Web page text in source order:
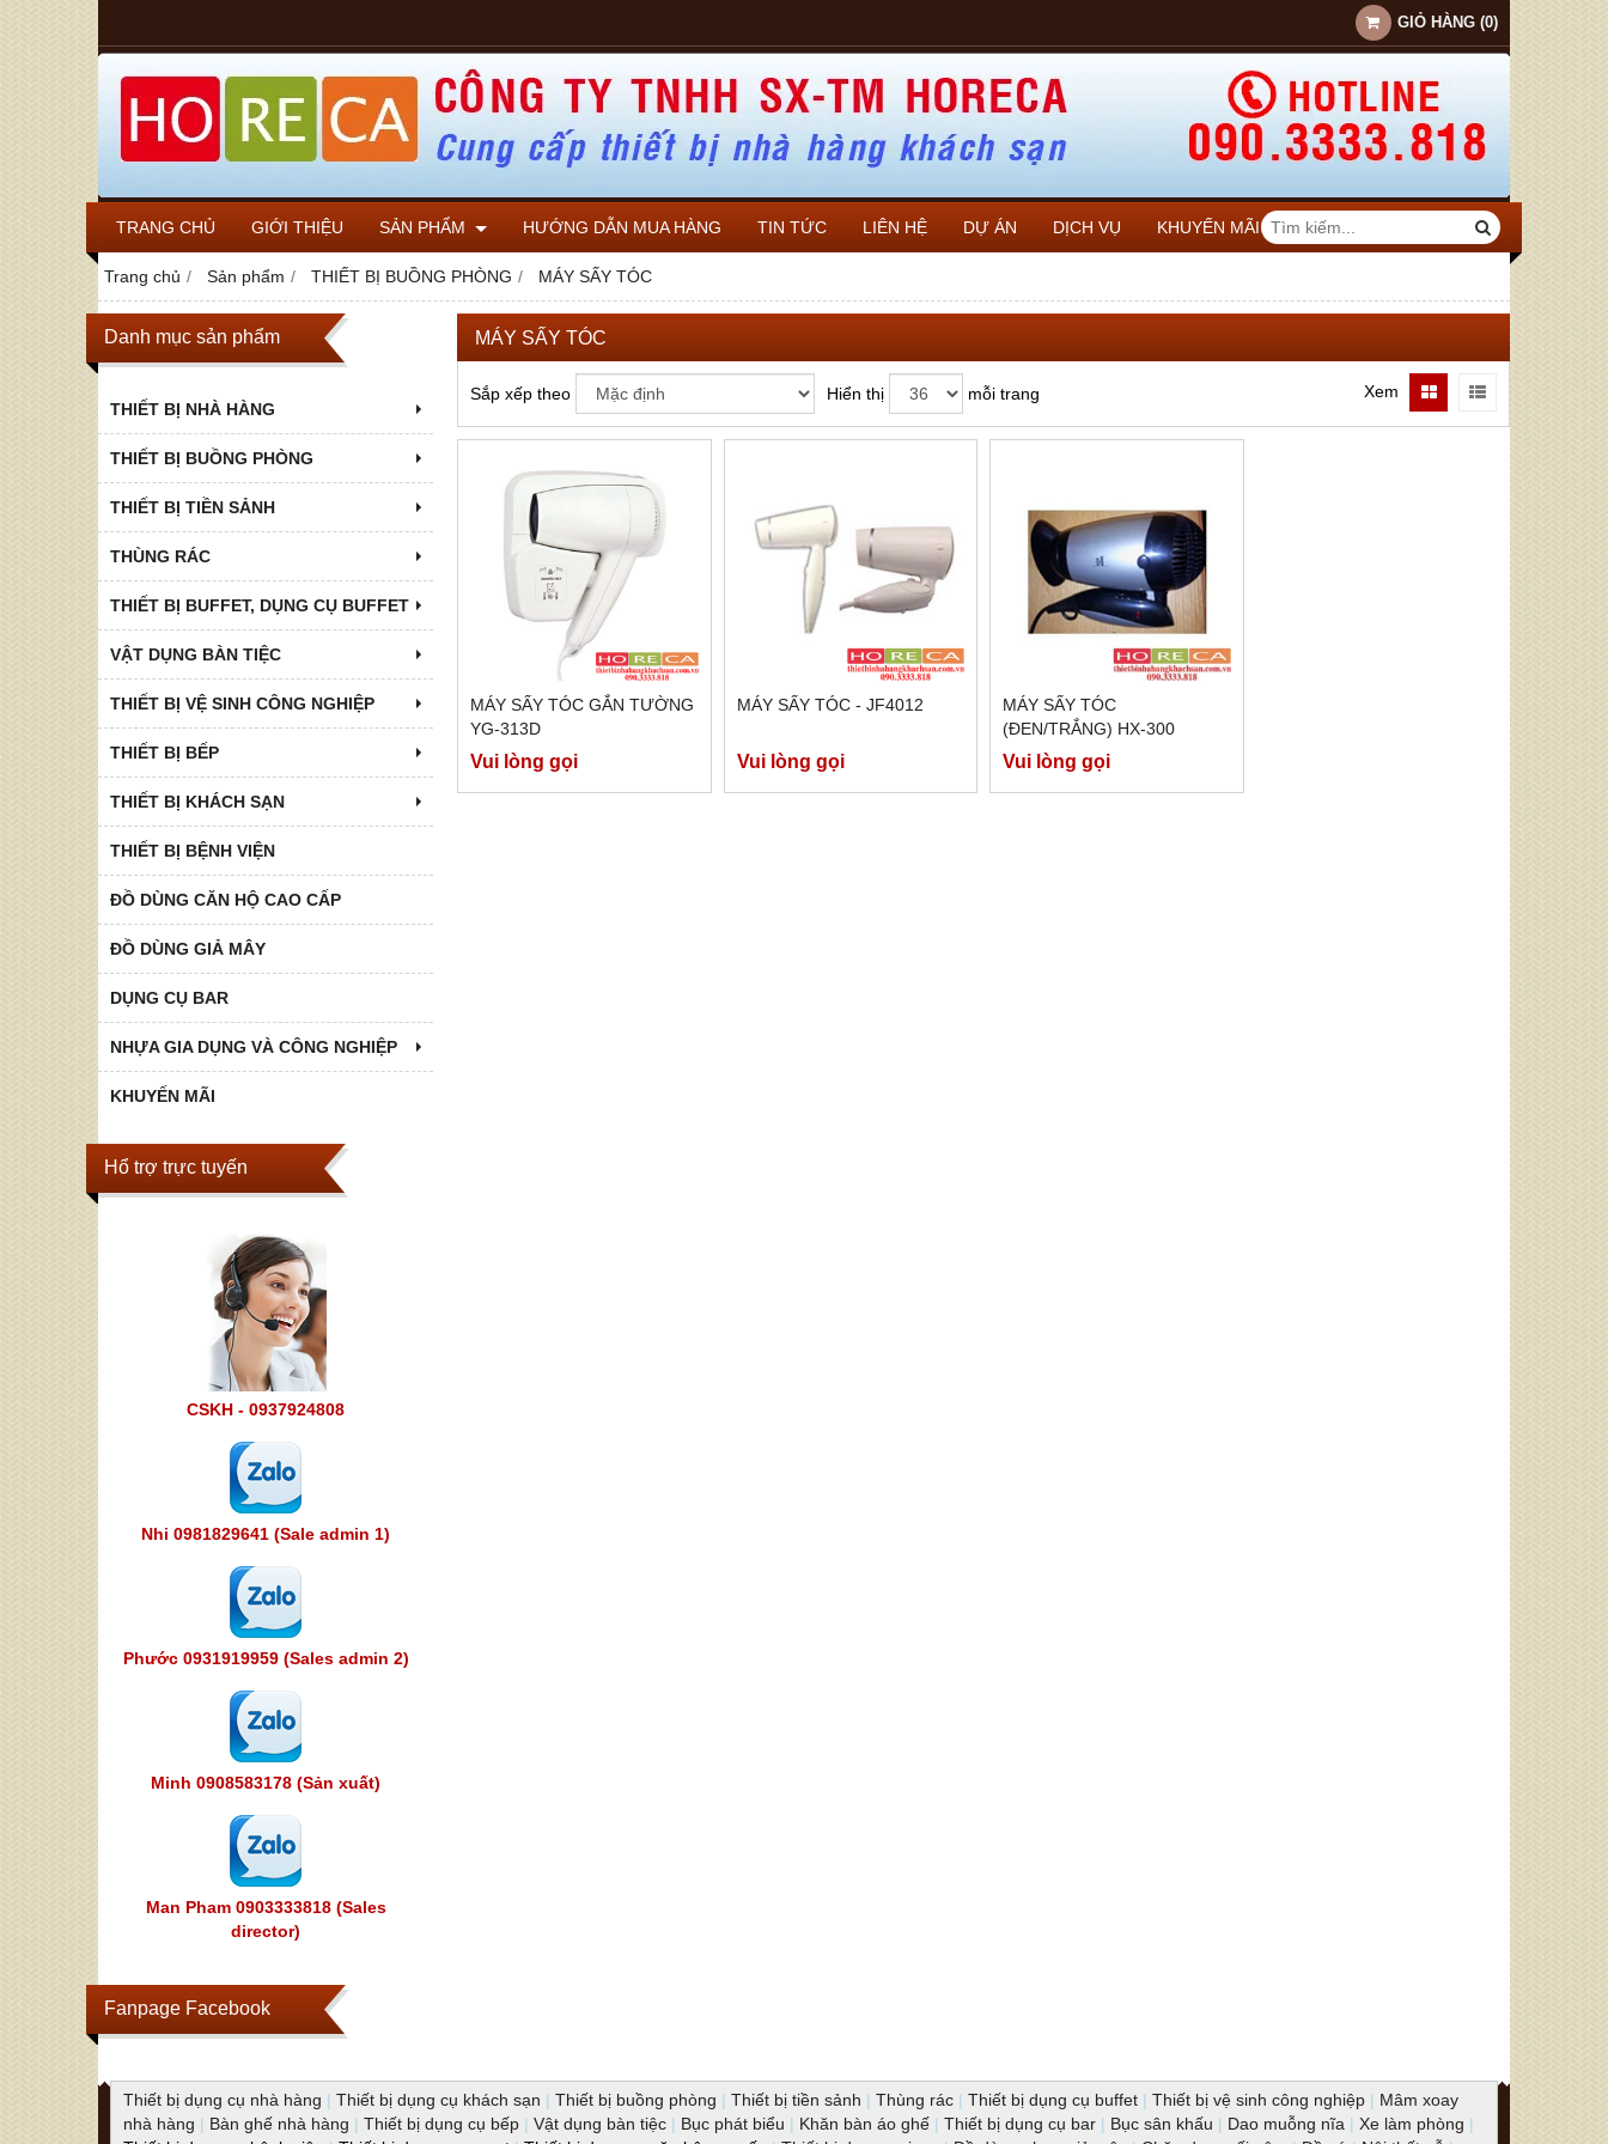
GIỎ HÀNG (0)
TRANG CHỦ GIỚI THIỆU SẢN PHẨM HƯỚNG DẪN MUA HÀNG TIN TỨC LIÊN HỆ DỰ ÁN DỊCH VỤ KHUYẾN MÃI
Trang chủ Sản phẩm THIẾT BỊ BUỒNG PHÒNG MÁY SẤY TÓC
Danh mục sản phẩm
THIẾT BỊ NHÀ HÀNG
THIẾT BỊ BUỒNG PHÒNG
THIẾT BỊ TIỀN SẢNH
THÙNG RÁC
THIẾT BỊ BUFFET, DỤNG CỤ BUFFET
VẬT DỤNG BÀN TIỆC
THIẾT BỊ VỆ SINH CÔNG NGHIỆP
THIẾT BỊ BẾP
THIẾT BỊ KHÁCH SẠN
THIẾT BỊ BỆNH VIỆN
ĐỒ DÙNG CĂN HỘ CAO CẤP
ĐỒ DÙNG GIẢ MÂY
DỤNG CỤ BAR
NHỰA GIA DỤNG VÀ CÔNG NGHIỆP
KHUYẾN MÃI
Hổ trợ trực tuyến
CSKH - 0937924808
Nhi 0981829641 (Sale admin 1)
Phước 0931919959 (Sales admin 2)
Minh 0908583178 (Sản xuất)
Man Pham 0903333818 (Sales
director)
Fanpage Facebook
MÁY SẤY TÓC
Sắp xếp theo Hiển thị mỗi trang Xem
MÁY SẤY TÓC GẮN TƯỜNG
YG-313D
Vui lòng gọi
MÁY SẤY TÓC - JF4012
Vui lòng gọi
MÁY SẤY TÓC
(ĐEN/TRẮNG) HX-300
Vui lòng gọi
Thiết bị dụng cụ nhà hàng | Thiết bị dụng cụ khách sạn | Thiết bị buồng phòng | Thiết bị tiền sảnh | Thùng rác | Thiết bị dụng cụ buffet | Thiết bị vệ sinh công nghiệp | Mâm xoay
nhà hàng | Bàn ghế nhà hàng | Thiết bị dụng cụ bếp | Vật dụng bàn tiệc | Bục phát biểu | Khăn bàn áo ghế | Thiết bị dụng cụ bar | Bục sân khấu | Dao muỗng nĩa | Xe làm phòng |